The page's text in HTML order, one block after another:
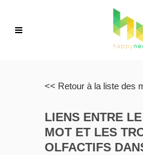
<< Retour à la liste des
LIENS ENTRE
MOT ET LES
OLFACTIFS